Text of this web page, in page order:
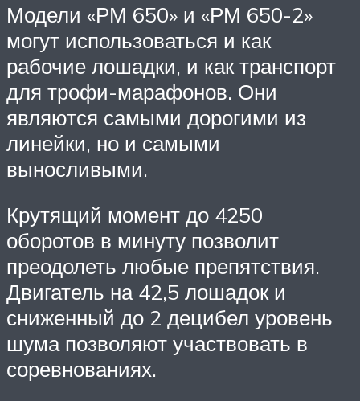
Модели «РМ 650» и «РМ 650-2»
могут использоваться и как
рабочие лошадки, и как транспорт
для трофи-марафонов. Они
являются самыми дорогими из
линейки, но и самыми
выносливыми.
Крутящий момент до 4250
оборотов в минуту позволит
преодолеть любые препятствия.
Двигатель на 42,5 лошадок и
сниженный до 2 децибел уровень
шума позволяют участвовать в
соревнованиях.